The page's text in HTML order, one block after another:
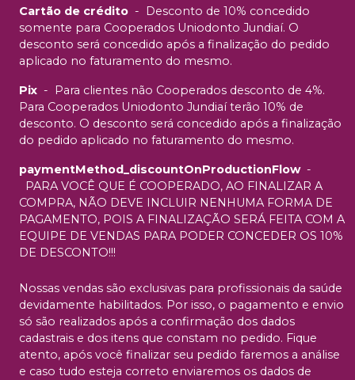
Cartão de crédito -
Desconto de 10% concedido
somente para Cooperados Uniodonto Jundiaí. O
desconto será concedido após a finalização do pedido
aplicado no faturamento do mesmo.
Pix -
Para clientes não Cooperados desconto de 4%.
Para Cooperados Uniodonto Jundiaí terão 10% de
desconto. O desconto será concedido após a finalização
do pedido aplicado no faturamento do mesmo.
paymentMethod_discountOnProductionFlow -
PARA VOCÊ QUE É COOPERADO, AO FINALIZAR A
COMPRA, NÃO DEVE INCLUIR NENHUMA FORMA DE
PAGAMENTO, POIS A FINALIZAÇÃO SERÁ FEITA COM A
EQUIPE DE VENDAS PARA PODER CONCEDER OS 10%
DE DESCONTO!!!
Nossas vendas são exclusivas para profissionais da saúde
devidamente habilitados. Por isso, o pagamento e envio
só são realizados após a confirmação dos dados
cadastrais e dos itens que constam no pedido. Fique
atento, após você finalizar seu pedido faremos a análise
e caso tudo esteja correto enviaremos os dados de